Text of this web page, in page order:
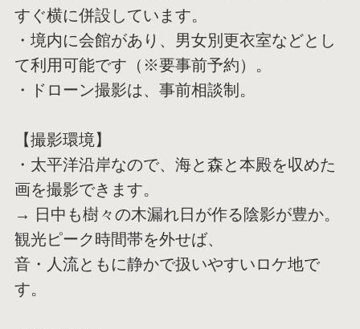
すぐ横に併設しています。
・境内に会館があり、男女別更衣室などとし
て利用可能です（※要事前予約）。
・ドローン撮影は、事前相談制。
【撮影環境】
・太平洋沿岸なので、海と森と本殿を収めた
画を撮影できます。
→ 日中も樹々の木漏れ日が作る陰影が豊か。
観光ピーク時間帯を外せば、
音・人流ともに静かで扱いやすいロケ地で
す。